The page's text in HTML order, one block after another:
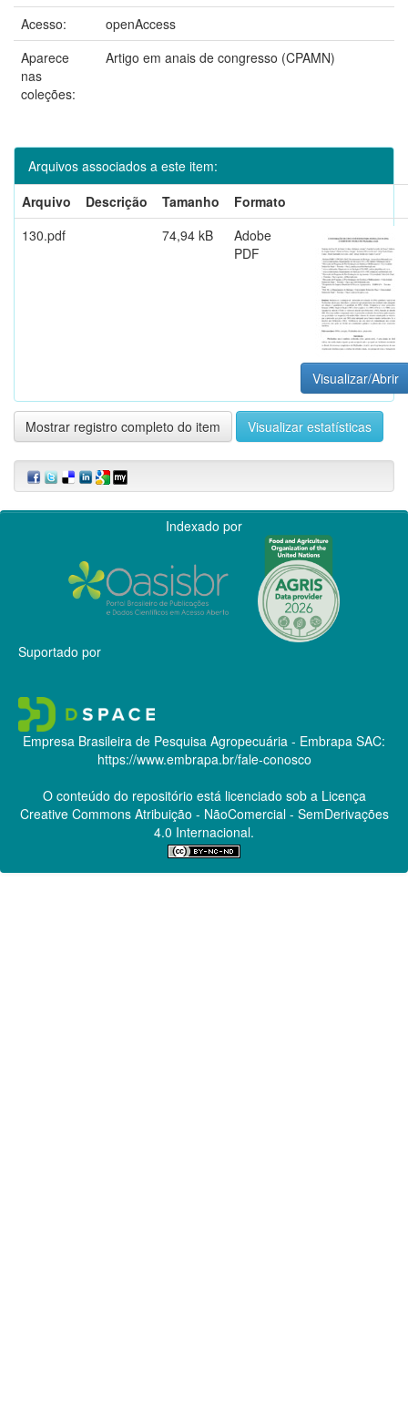
Acesso:
openAccess
Aparece
nas
coleções:
Artigo em anais de congresso (CPAMN)
Arquivos associados a este item:
Arquivo
Descrição Tamanho
Formato
130.pdf
74,94 kB
Adobe
PDF
Visualizar/Abrir
Mostrar registro completo do item Visualizar estatísticas
Indexado por
Suportado por
Empresa Brasileira de Pesquisa Agropecuária - Embrapa SAC:
https://www.embrapa.br/fale-conosco
O conteúdo do repositório está licenciado sob a Licença
Creative CommonsAtribuição - NãoComercial - SemDerivações
4.0 Internacional.